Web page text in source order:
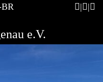
BR
e.V.